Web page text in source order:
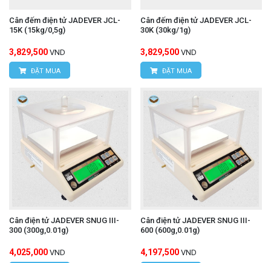
Cân đếm điện tử JADEVER JCL-
15K (15kg/0,5g)
3,829,500 VND
ĐẶT MUA
Cân đếm điện tử JADEVER JCL-
30K (30kg/1g)
3,829,500 VND
ĐẶT MUA
Cân điện tử JADEVER SNUG III-
300 (300g,0.01g)
4,025,000 VND
Cân điện tử JADEVER SNUG III-
600 (600g,0.01g)
4,197,500 VND